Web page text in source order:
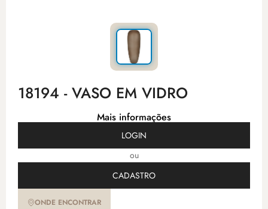
18194 - VASO EM VIDRO
Mais informações
LOGIN
ou
CADASTRO
ONDE ENCONTRAR